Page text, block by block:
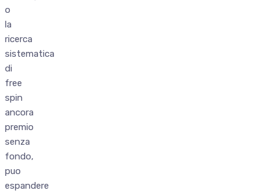
o
la
ricerca
sistematica
di
free
spin
ancora
premio
senza
fondo,
puo
espandere